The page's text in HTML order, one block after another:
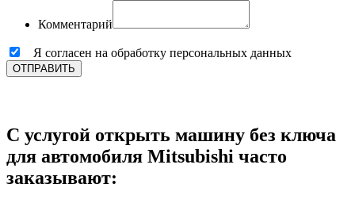
Комментарий
Я согласен на обработку персональных данных
ОТПРАВИТЬ
С услугой открыть машину без ключа
для автомобиля Mitsubishi часто
заказывают: